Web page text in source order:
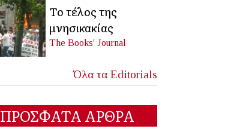
Το τέλος της
μνησικακίας
The Books' Journal
Όλα τα Editorials
ΠΡΟΣΦΑΤΑ ΑΡΘΡΑ